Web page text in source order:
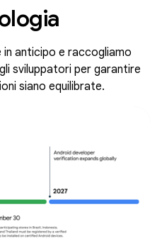
in anticipo e raccogliamo
sviluppatori per garantire
siano equilibrate.